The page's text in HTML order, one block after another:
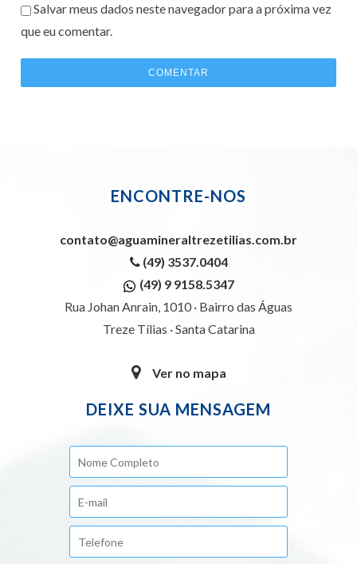
Salvar meus dados neste navegador para a próxima vez
que eu comentar.
ENCONTRE-NOS
contato@aguamineraltrezetilias.com.br
(49) 3537.0404
(49) 9 9158.5347
Rua Johan Anrain, 1010 · Bairro das Águas
Treze Tílias · Santa Catarina
Ver no mapa
DEIXE SUA MENSAGEM